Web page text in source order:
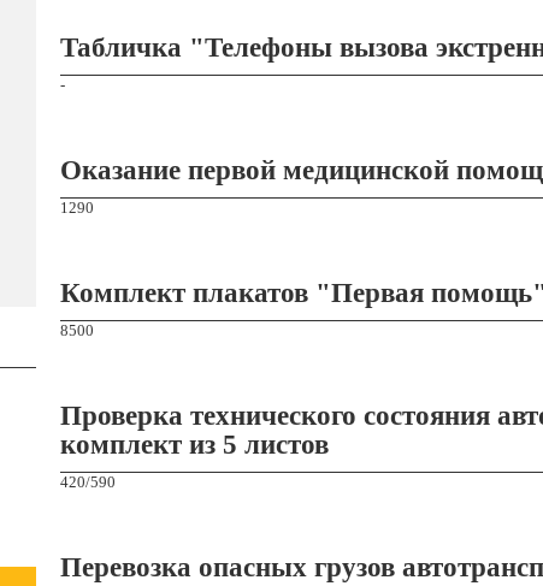
Табличка "Телефоны вызова
-
Оказание первой медицинской
1290
Комплект плакатов "Первая
8500
Проверка технического состояния
комплект из 5 листов
420/590
Перевозка опасных грузов